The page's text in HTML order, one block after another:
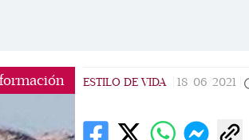
ESTILO DE VIDA 18/06/2021